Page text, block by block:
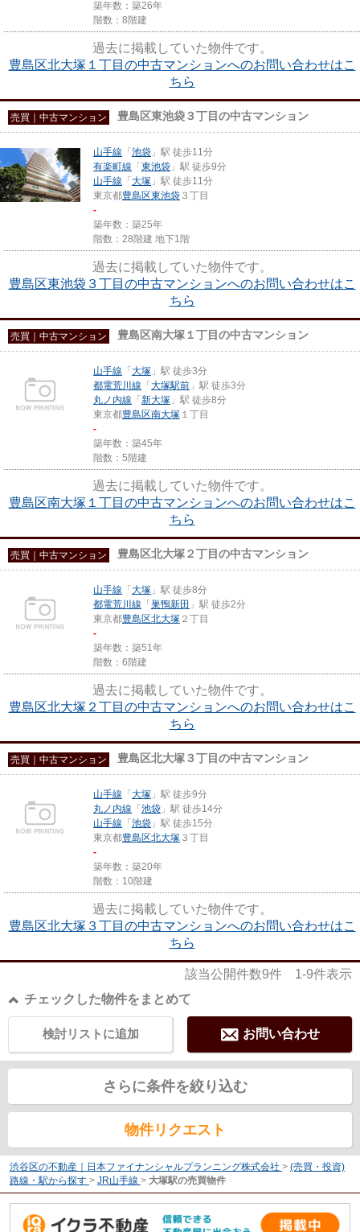
築年数：築26年
階数：8階建
過去に掲載していた物件です。
豊島区北大塚１丁目の中古マンションへのお問い合わせはこ
ちら
売買｜中古マンション 豊島区東池袋３丁目の中古マンション
山手線 「池袋 」駅 徒歩11分
有楽町線 「東池袋 」駅 徒歩9分
山手線 「大塚 」駅 徒歩11分
東京都豊島区東池袋 ３丁目
-
築年数：築25年
階数：28階建 地下1階
過去に掲載していた物件です。
豊島区東池袋３丁目の中古マンションへのお問い合わせはこ
ちら
売買｜中古マンション 豊島区南大塚１丁目の中古マンション
山手線 「大塚 」駅 徒歩3分
都電荒川線 「大塚駅前 」駅 徒歩3分
丸ノ内線 「新大塚 」駅 徒歩8分
東京都豊島区南大塚 １丁目
-
築年数：築45年
階数：5階建
過去に掲載していた物件です。
豊島区南大塚１丁目の中古マンションへのお問い合わせはこ
ちら
売買｜中古マンション 豊島区北大塚２丁目の中古マンション
山手線 「大塚 」駅 徒歩8分
都電荒川線 「巣鴨新田 」駅 徒歩2分
東京都豊島区北大塚 ２丁目
-
築年数：築51年
階数：6階建
過去に掲載していた物件です。
豊島区北大塚２丁目の中古マンションへのお問い合わせはこ
ちら
売買｜中古マンション 豊島区北大塚３丁目の中古マンション
山手線 「大塚 」駅 徒歩9分
丸ノ内線 「池袋 」駅 徒歩14分
山手線 「池袋 」駅 徒歩15分
東京都豊島区北大塚 ３丁目
-
築年数：築20年
階数：10階建
過去に掲載していた物件です。
豊島区北大塚３丁目の中古マンションへのお問い合わせはこ
ちら
該当公開件数9件 1-9件表示
チェックした物件をまとめて
お問い合わせ
検討リストに追加
さらに条件を絞り込む
物件リクエスト
渋谷区の不動産｜日本ファイナンシャルプランニング株式会社 > (売買・投資)
路線・駅から探す > JR山手線 > 大塚駅の売買物件